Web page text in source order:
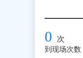
0 次
到现场次数